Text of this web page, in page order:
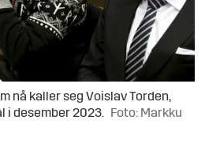
nå kaller seg Voislav Torden,
i desember 2023.
Foto: Markku